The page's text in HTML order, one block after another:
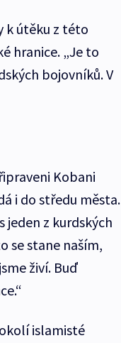
k útěku z této
hranice. „Je to
bojovníků. V
Kobani
i do středu města.
jeden z kurdských
se stane naším,
živí. Buď
islamisté